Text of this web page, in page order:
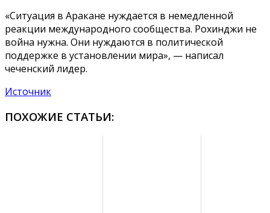
«Ситуация в Аракане нуждается в немедленной
реакции международного сообщества. Рохинджи не
война нужна. Они нуждаются в политической
поддержке в установлении мира», — написал
чеченский лидер.
Источник
ПОХОЖИЕ СТАТЬИ: